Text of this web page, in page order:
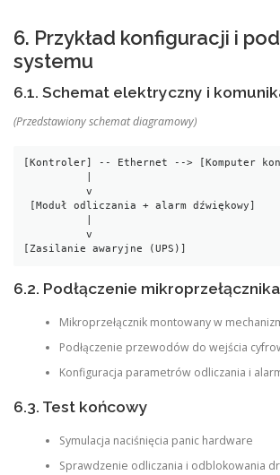
6. Przykład konfiguracji i
systemu
6.1. Schemat elektryczny i
(Przedstawiony schemat diagramowy)
[Kontroler] -- Ethernet --> [Komputer
          v
          v
[Zasilanie awaryjne (UPS)]
6.2. Podłączenie mikroprzełącznika
Mikroprzełącznik montowany w
Podłączenie przewodów do wejścia
Konfiguracja parametrów odliczania i
6.3. Test końcowy
Symulacja naciśnięcia panic hardware
Sprawdzenie odliczania i odblokowania